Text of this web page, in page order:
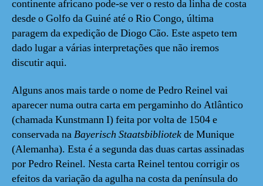
continente africano pode-se ver o resto da linha de costa
desde o Golfo da Guiné até o Rio Congo, última
paragem da expedição de Diogo Cão. Este aspeto tem
dado lugar a várias interpretações que não iremos
discutir aqui.
Alguns anos mais tarde o nome de Pedro Reinel vai
aparecer numa outra carta em pergaminho do Atlântico
(chamada Kunstmann I) feita por volta de 1504 e
conservada naBayerisch Staatsbibliotekde Munique
(Alemanha). Esta é a segunda das duas cartas assinadas
por Pedro Reinel. Nesta carta Reinel tentou corrigir os
efeitos da variação da agulha na costa da península do